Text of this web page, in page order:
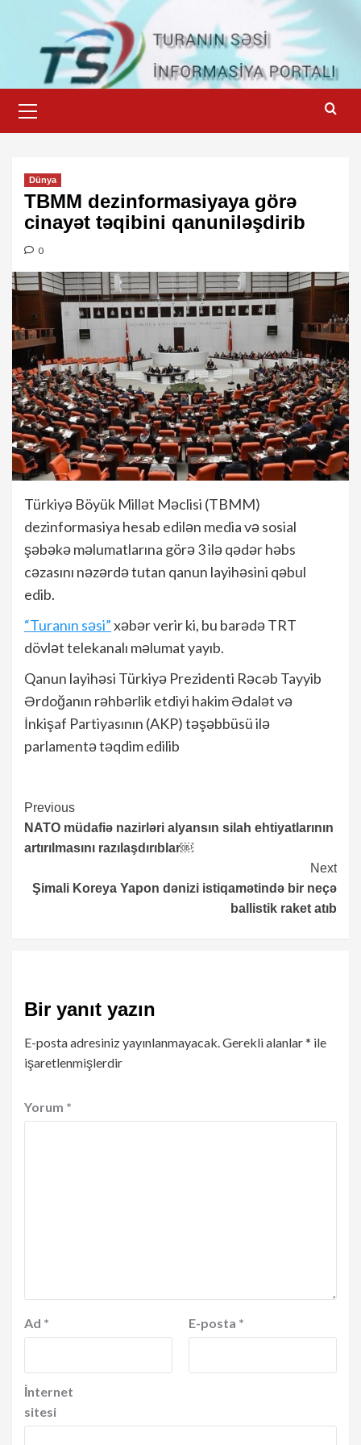
content
Menu
Dünya
TBMM dezinformasiyaya görə
cinayət təqibini qanuniləşdirib
0
Türkiyə Böyük Millət Məclisi (TBMM)
dezinformasiya hesab edilən media və sosial
şəbəkə məlumatlarına görə 3 ilə qədər həbs
cəzasını nəzərdə tutan qanun layihəsini qəbul
edib.
“Turanın səsi”xəbər verir ki, bu barədə TRT
dövlət telekanalı məlumat yayıb.
Qanun layihəsi Türkiyə Prezidenti Rəcəb Tayyib
Ərdoğanın rəhbərlik etdiyi hakim Ədalət və
İnkişaf Partiyasının (AKP) təşəbbüsü ilə
parlamentə təqdim edilib
Continue
Reading
Previous
NATO müdafiə nazirləri alyansın silah ehtiyatlarının
artırılmasını razılaşdırıblar￼
Next
Şimali Koreya Yapon dənizi istiqamətində bir neçə
ballistik raket atıb
Bir yanıt yazın
E-posta adresiniz yayınlanmayacak.Gerekli alanlar* ile
işaretlenmişlerdir
Yorum *
Ad * E-posta *
İnternet
sitesi